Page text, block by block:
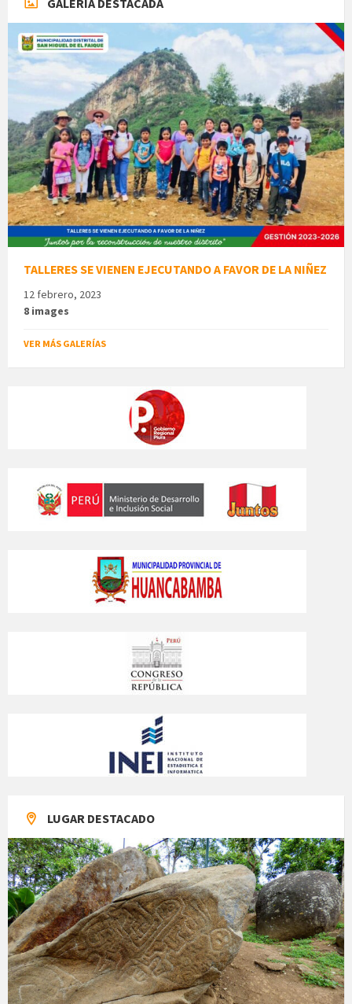
TALLERES SE VIENEN EJECUTANDO A FAVOR DE LA NIÑEZ
12 febrero, 2023
8 images
VER MÁS GALERÍAS
LUGAR DESTACADO